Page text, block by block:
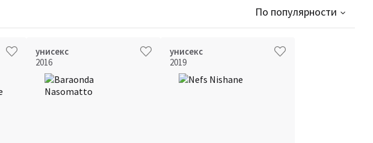
По популярности
унисекс
2016
унисекс
2019